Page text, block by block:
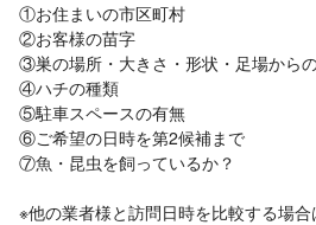
①お住まいの市区町村
②お客様の苗字
③巣の場所・大きさ・形状・足場から
④ハチの種類
⑤駐車スペースの有無
⑥ご希望の日時を第2候補まで
⑦魚・昆虫を飼っているか？
※他の業者様と訪問日時を比較する場合